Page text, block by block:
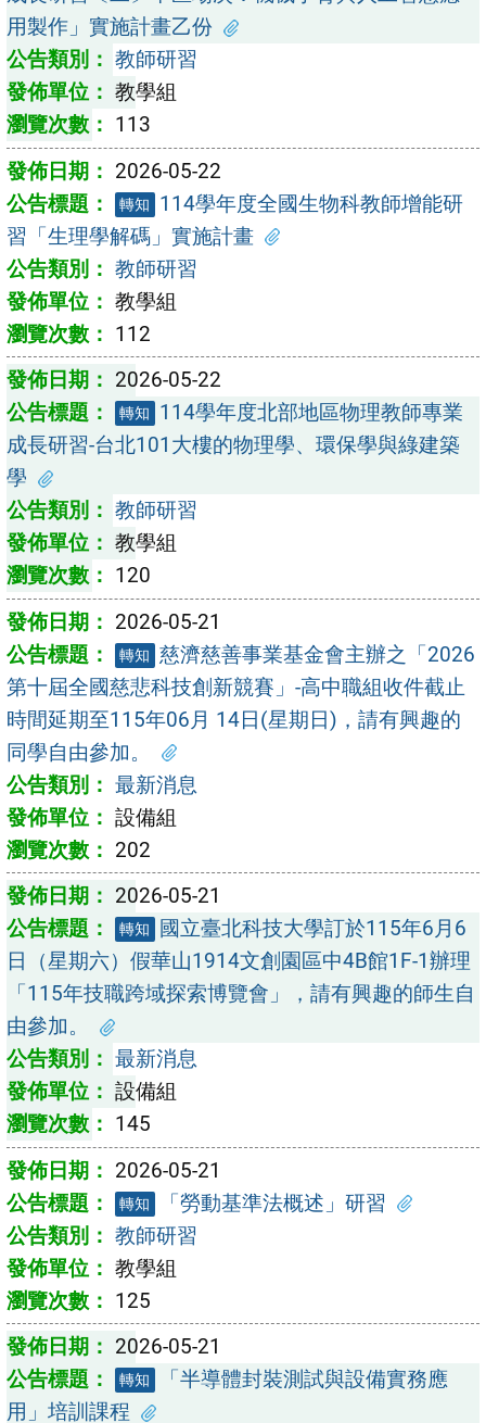
用製作」實施計畫乙份
教師研習
教學組
113
2026-05-22
轉知
114學年度全國生物科教師增能研
習「生理學解碼」實施計畫
教師研習
教學組
112
2026-05-22
轉知
114學年度北部地區物理教師專業
成長研習-台北101大樓的物理學、環保學與綠建築
學
教師研習
教學組
120
2026-05-21
轉知 慈濟慈善事業基金會主辦之「2026
第十屆全國慈悲科技創新競賽」-高中職組收件截止
時間延期至115年06月 14日(星期日)，請有興趣的
同學自由參加。
最新消息
設備組
202
2026-05-21
轉知
國立臺北科技大學訂於115年6月6
日（星期六）假華山1914文創園區中4B館1F-1辦理
「115年技職跨域探索博覽會」，請有興趣的師生自
由參加。
最新消息
設備組
145
2026-05-21
轉知
「勞動基準法概述」研習
教師研習
教學組
125
2026-05-21
轉知
「半導體封裝測試與設備實務應
用」培訓課程